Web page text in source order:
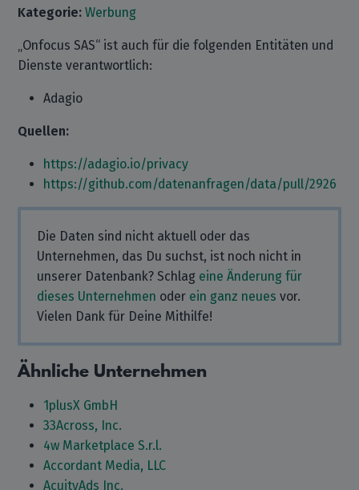
Kategorie: Werbung
„Onfocus SAS“ ist auch für die folgenden Entitäten und
Dienste verantwortlich:
Adagio
Quellen:
https://adagio.io/privacy
https://github.com/datenanfragen/data/pull/2926
Die Daten sind nicht aktuell oder das
Unternehmen, das Du suchst, ist noch nicht in
unserer Datenbank? Schlag eine Änderung für
dieses Unternehmen oder ein ganz neues vor.
Vielen Dank für Deine Mithilfe!
Ähnliche Unternehmen
1plusX GmbH
33Across, Inc.
4w Marketplace S.r.l.
Accordant Media, LLC
AcuityAds Inc.